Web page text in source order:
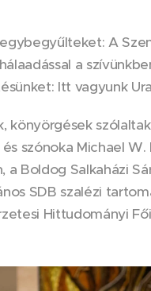
A
a
Itt vagyunk
szónoka Michael
Boldog Salkaházi
SDB szalézi
Hittudományi